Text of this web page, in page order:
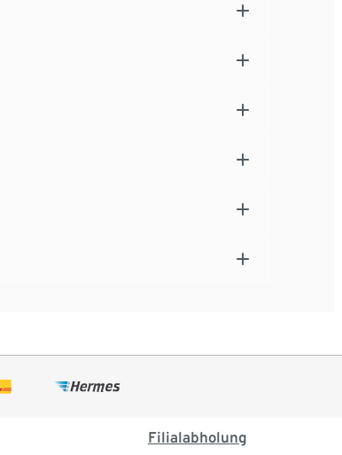
Filialabholung